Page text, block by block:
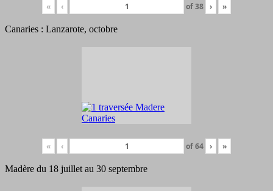
« ‹ of38 › »
Canaries : Lanzarote, octobre
« ‹ of64 › »
Madère du 18 juillet au 30 septembre